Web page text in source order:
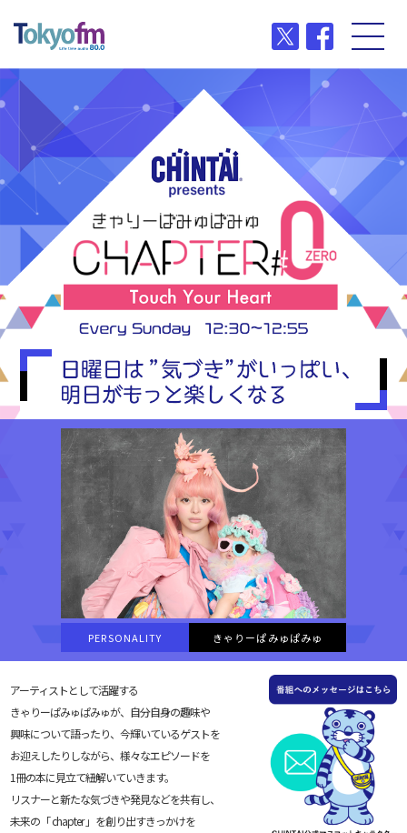
PERSONALITY きゃりーぱみゅぱみゅ
アーティストとして活躍する
きゃりーぱみゅぱみゅが、自分自身の趣味や
興味について語ったり、今輝いているゲストを
お迎えしたりしながら、様々なエピソードを
1冊の本に見立て紐解いていきます。
リスナーと新たな気づきや発見などを共有し、
未来の「 chapter 」を創り出すきっかけを